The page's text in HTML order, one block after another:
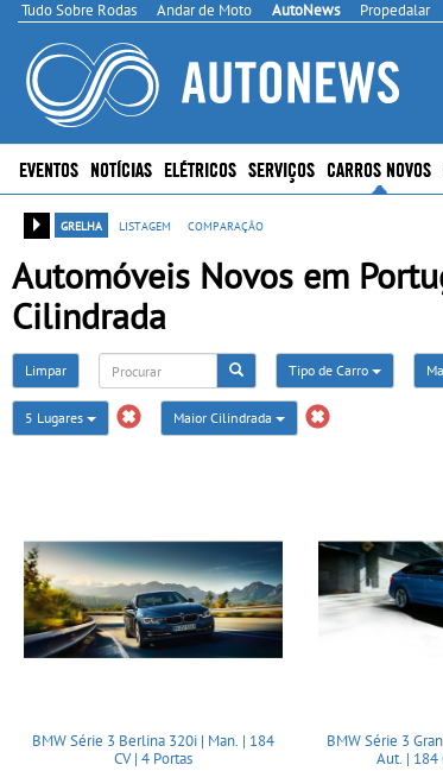
Tudo Sobre Rodas Andar de Moto AutoNews Propedalar
EVENTOS NOTÍCIAS ELÉTRICOS SERVIÇOS CARROS NOVOS
grelha listagem comparação
Automóveis Novos em
Cilindrada
Limpar Tipo de Carro
5 Lugares Maior Cilindrada
BMW Série 3 Berlina 320i | Man. | 184
CV | 4 Portas
BMW Série 3
Aut. | 184